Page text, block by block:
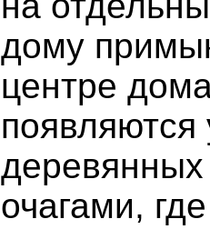
дому
центре
очагами,